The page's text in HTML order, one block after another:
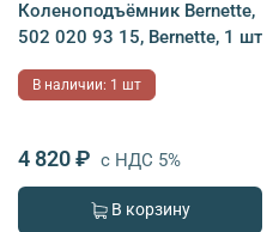
Коленоподъёмник Bernette,
502 020 93 15, Bernette, 1 шт
В наличии: 1 шт
4 820 ₽ с НДС 5%
В корзину